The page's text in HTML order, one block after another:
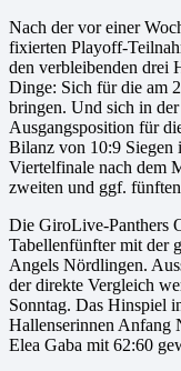
Nach der vor einer
fixierten Playoff-
den verbleibenden drei
Dinge: Sich für die am
bringen. Und sich in
Ausgangsposition für
Bilanz von 10:9 Siegen
Viertelfinale nach dem
zweiten und ggf.
Die GiroLive-Panthers
Tabellenfünfter mit der
Angels Nördlingen.
der direkte Vergleich
Sonntag. Das Hinspiel
Hallenserinnen Anfang
Elea Gaba mit 62:60